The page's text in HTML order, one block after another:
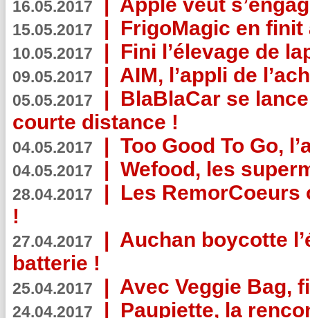
16.05.2017
15.05.2017 | FrigoMagic en
10.05.2017 | Fini l’élevage de
09.05.2017 | AIM, l’appli de
05.05.2017 | BlaBlaCar se
courte distance !
04.05.2017 | Too Good To Go,
04.05.2017 | Wefood, les
28.04.2017 | Les RemorCoeurs
!
27.04.2017 | Auchan boycotte
batterie !
25.04.2017 | Avec Veggie Bag,
24.04.2017 | Paupiette, la